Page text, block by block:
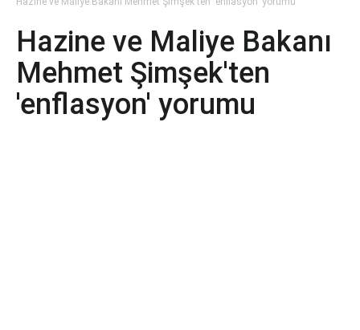
Hazine ve Maliye Bakanı
Mehmet Şimşek'ten
'enflasyon' yorumu